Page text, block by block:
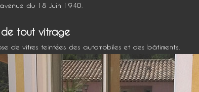
du 18 Juin 1940.
de tout vitrage
de vitres teintées des automobiles et des bâtiments.